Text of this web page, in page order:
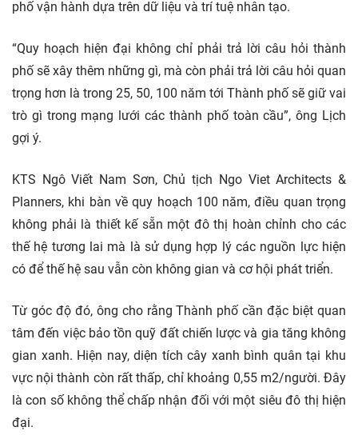
phố vận hành dựa trên dữ liệu và trí tuệ nhân tạo.
“Quy hoạch hiện đại không chỉ phải trả lời câu hỏi thành
phố sẽ xây thêm những gì, mà còn phải trả lời câu hỏi quan
trọng hơn là trong 25, 50, 100 năm tới Thành phố sẽ giữ vai
trò gì trong mạng lưới các thành phố toàn cầu”, ông Lịch
gợi ý.
KTS Ngô Viết Nam Sơn, Chủ tịch Ngo Viet Architects &
Planners, khi bàn về quy hoạch 100 năm, điều quan trọng
không phải là thiết kế sẵn một đô thị hoàn chỉnh cho các
thế hệ tương lai mà là sử dụng hợp lý các nguồn lực hiện
có để thế hệ sau vẫn còn không gian và cơ hội phát triển.
Từ góc độ đó, ông cho rằng Thành phố cần đặc biệt quan
tâm đến việc bảo tồn quỹ đất chiến lược và gia tăng không
gian xanh. Hiện nay, diện tích cây xanh bình quân tại khu
vực nội thành còn rất thấp, chỉ khoảng 0,55 m2/người. Đây
là con số không thể chấp nhận đối với một siêu đô thị hiện
đại.